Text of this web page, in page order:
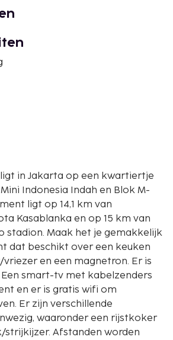
in Jakarta op een kwartiertje
Indonesia Indah en Blok M-
Kasablanka en op 15 km van
stadion. Maak het je gemakkelijk
dat beschikt over een keuken
en een magnetron. Er is
smart-tv met kabelzenders
en er is gratis wifi om
Er zijn verschillende
waaronder een rijstkoker
strijkijzer. Afstanden worden